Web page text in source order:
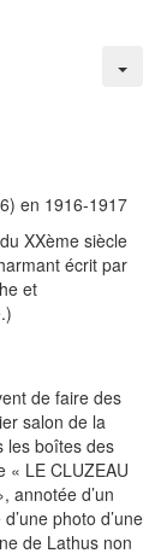
en 1916-1917
XXème siècle
écrit par
et
de faire des
salon de la
les boîtes des
« LE CLUZEAU
annotée d’un
photo d’une
de Lathus non